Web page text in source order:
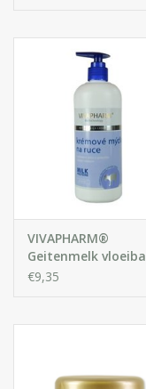
VIVAPHARM®
Geitenmelk
handzeep
€9,35